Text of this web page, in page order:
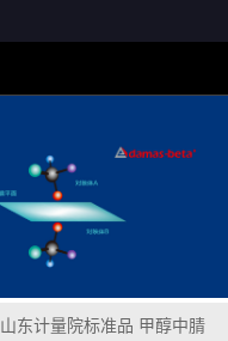
山东计量院标准品 甲醇中腈